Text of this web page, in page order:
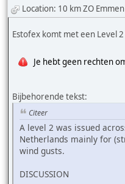
Location: 10 km ZO Emmen
Estofex komt met een Level
Je hebt geen rechten
Bijbehorende tekst:
Citeer
A level 2 was issued
Netherlands mainly for
wind gusts.
DISCUSSION